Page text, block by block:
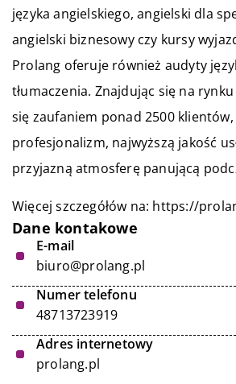
języka angielskiego, angielski dla
angielski biznesowy czy kursy
Prolang oferuje również audyty
tłumaczenia. Znajdując się na
się zaufaniem ponad 2500
profesjonalizm, najwyższą jakość
przyjazną atmosferę panującą
Więcej szczegółów na: https://
Dane kontakowe
E-mail
biuro@prolang.pl
Numer telefonu
48713723919
Adres internetowy
prolang.pl